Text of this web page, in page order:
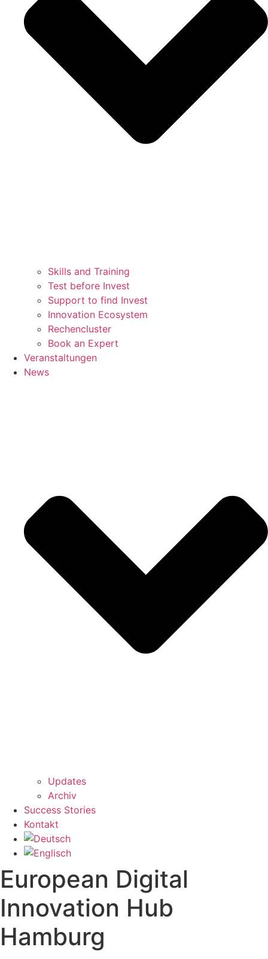
Skills and Training
Test before Invest
Support to find Invest
Innovation Ecosystem
Rechencluster​
Book an Expert
Veranstaltungen
News
Updates
Archiv
Success Stories
Kontakt
European Digital
Innovation Hub
Hamburg